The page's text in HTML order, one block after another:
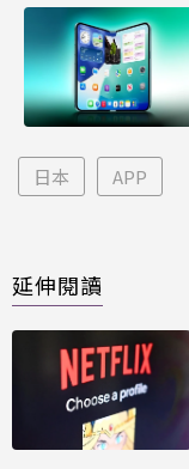
日本 APP
延伸閱讀